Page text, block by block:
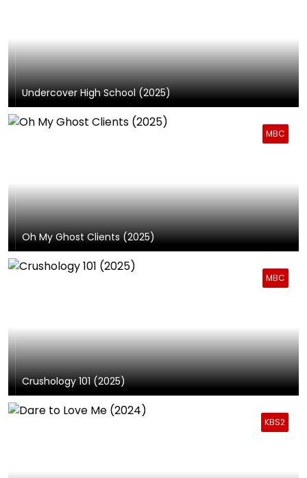
Undercover High School (2025)
MBC
Oh My Ghost Clients (2025)
MBC
Crushology 101 (2025)
KBS2